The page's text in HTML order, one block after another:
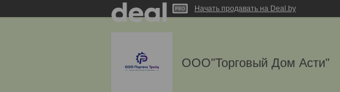
Начать продавать на Deal.by
ООО"Торговый Дом Асти"